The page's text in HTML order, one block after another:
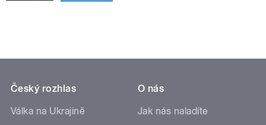
Český rozhlas
Válka na Ukrajině
O nás
Jak nás naladíte